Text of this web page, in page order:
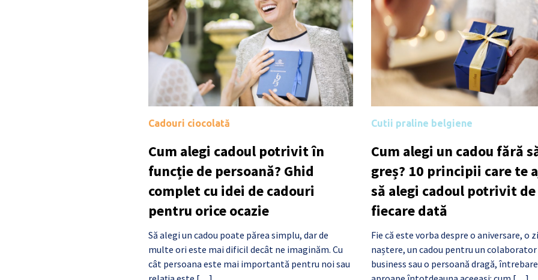
Cadouri ciocolată
Cum alegi cadoul potrivit în
funcție de persoană? Ghid
complet cu idei de cadouri
pentru orice ocazie
Să alegi un cadou poate părea simplu, dar de
multe ori este mai dificil decât ne imaginăm. Cu
cât persoana este mai importantă pentru noi sau
Cutii praline belgiene
Cum alegi un cadou fără
greș? 10 principii care te
să alegi cadoul potrivit de
fiecare dată
Fie că este vorba despre o aniversare, o
naștere, un cadou pentru un colaborator
business sau o persoană dragă,